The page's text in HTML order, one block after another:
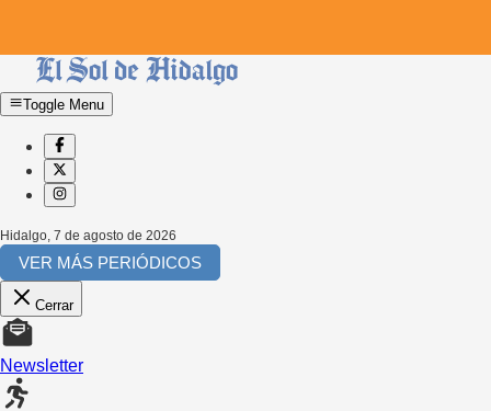
Toggle Menu
Hidalgo, 7 de agosto de 2026
VER MÁS PERIÓDICOS
Cerrar
Newsletter